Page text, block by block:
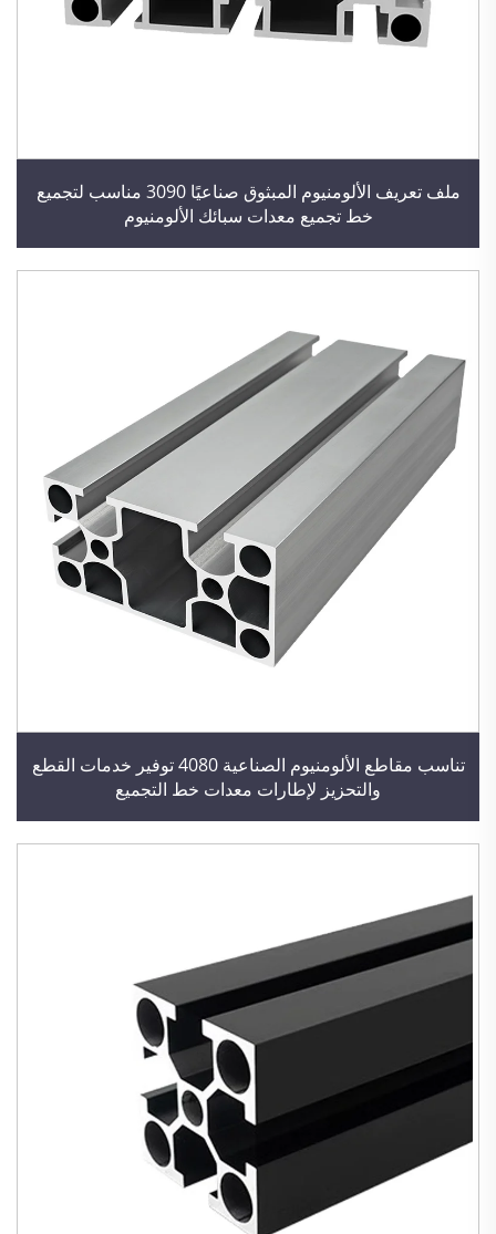
ملف تعريف الألومنيوم المبثوق صناعيًا 3090 مناسب لتجميع
خط تجميع معدات سبائك الألومنيوم
تناسب مقاطع الألومنيوم الصناعية 4080 توفير خدمات القطع
والتحزيز لإطارات معدات خط التجميع